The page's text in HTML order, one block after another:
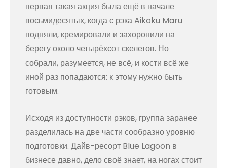
первая такая акция была ещё в начале
восьмидесятых, когда с рэка Aikoku Maru
подняли, кремировали и захоронили на
берегу около четырёхсот скелетов. Но
собрали, разумеется, не всё, и кости всё же
иной раз попадаются: к этому нужно быть
готовым.
Исходя из доступности рэков, группа заранее
разделилась на две части сообразно уровню
подготовки. Дайв-ресорт Blue Lagoon в
бизнесе давно, дело своё знает, на ногах стоит